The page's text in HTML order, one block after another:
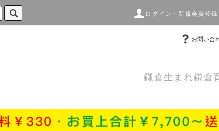
ログイン・新規会員登録
お問い合
鎌倉生まれ鎌倉